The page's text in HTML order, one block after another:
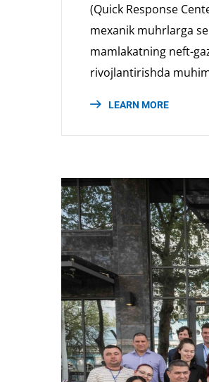
(Quick Response
mexanik muhrlarga
mamlakatning neft-
rivojlantirishda
LEARN MORE